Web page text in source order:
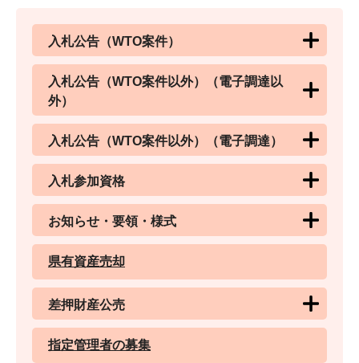
入札公告（WTO案件）
入札公告（WTO案件以外）（電子調達以
外）
入札公告（WTO案件以外）（電子調達）
入札参加資格
お知らせ・要領・様式
県有資産売却
差押財産公売
指定管理者の募集